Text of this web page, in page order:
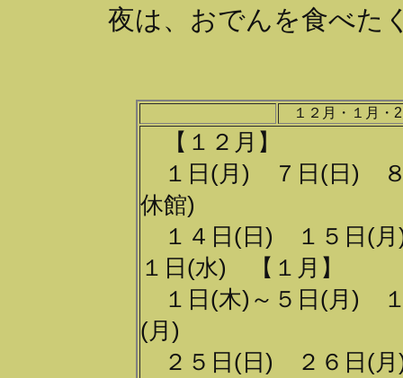
夜は、おでんを食べた
１２月・１月
【１２月】
１日(月) ７日(日) ８
休館)
１４日(日) １５日(
１日(水) 【１月】
１日(木)～５日(月)
(月)
２５日(日) ２６日(月